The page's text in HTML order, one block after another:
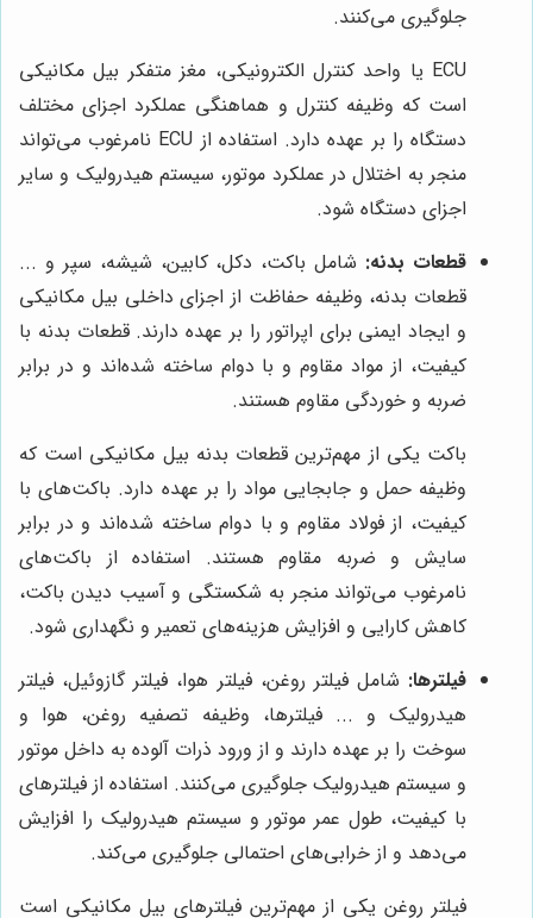
جلوگیری می‌کنند.
ECU یا واحد کنترل الکترونیکی، مغز متفکر بیل مکانیکی
است که وظیفه کنترل و هماهنگی عملکرد اجزای مختلف
دستگاه را بر عهده دارد. استفاده از ECU نامرغوب می‌تواند
منجر به اختلال در عملکرد موتور، سیستم هیدرولیک و سایر
اجزای دستگاه شود.
قطعات بدنه: شامل باکت، دکل، کابین، شیشه، سپر و ...
قطعات بدنه، وظیفه حفاظت از اجزای داخلی بیل مکانیکی
و ایجاد ایمنی برای اپراتور را بر عهده دارند. قطعات بدنه با
کیفیت، از مواد مقاوم و با دوام ساخته شده‌اند و در برابر
ضربه و خوردگی مقاوم هستند.
باکت یکی از مهم‌ترین قطعات بدنه بیل مکانیکی است که
وظیفه حمل و جابجایی مواد را بر عهده دارد. باکت‌های با
کیفیت، از فولاد مقاوم و با دوام ساخته شده‌اند و در برابر
سایش و ضربه مقاوم هستند. استفاده از باکت‌های
نامرغوب می‌تواند منجر به شکستگی و آسیب دیدن باکت،
کاهش کارایی و افزایش هزینه‌های تعمیر و نگهداری شود.
فیلترها: شامل فیلتر روغن، فیلتر هوا، فیلتر گازوئیل، فیلتر
هیدرولیک و ... فیلترها، وظیفه تصفیه روغن، هوا و
سوخت را بر عهده دارند و از ورود ذرات آلوده به داخل موتور
و سیستم هیدرولیک جلوگیری می‌کنند. استفاده از فیلترهای
با کیفیت، طول عمر موتور و سیستم هیدرولیک را افزایش
می‌دهد و از خرابی‌های احتمالی جلوگیری می‌کند.
فیلتر روغن یکی از مهم‌ترین فیلترهای بیل مکانیکی است